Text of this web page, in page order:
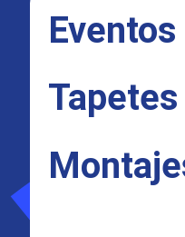
Eventos
Tapetes